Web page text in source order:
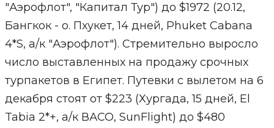
"Аэрофлот", "Капитал Тур") до $1972 (20.12,
Бангкок - о. Пхукет, 14 дней, Phuket Cabana
4*S, а/к "Аэрофлот"). Стремительно выросло
число выставленных на продажу срочных
турпакетов в Египет. Путевки с вылетом на 6
декабря стоят от $223 (Хургада, 15 дней, El
Tabia 2*+, а/к ВАСО, SunFlight) до $480